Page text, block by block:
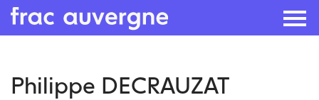
Philippe DECRAUZAT